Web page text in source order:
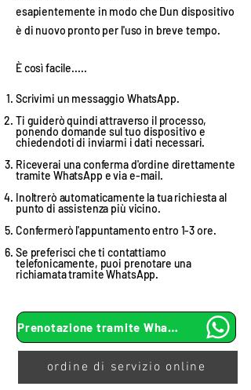
esapientemente in modo che Dun dispositivo
è di nuovo pronto per l'uso in breve tempo.
È così facile.....
Scrivimi un messaggio WhatsApp.
Ti guiderò quindi attraverso il processo,
ponendo domande sul tuo dispositivo e
chiedendoti di inviarmi i dati necessari.
Riceverai una conferma d'ordine direttamente
tramite WhatsApp e via e-mail.
Inoltrerò automaticamente la tua richiesta al
punto di assistenza più vicino.
Confermerò l'appuntamento entro 1-3 ore.
Se preferisci che ti contattiamo
telefonicamente, puoi prenotare una
richiamata tramite WhatsApp.
Prenotazione tramite WhatsApp
ordine di servizio online
91
%
Empfehlungen auf
GUT
4,40
/
5,00